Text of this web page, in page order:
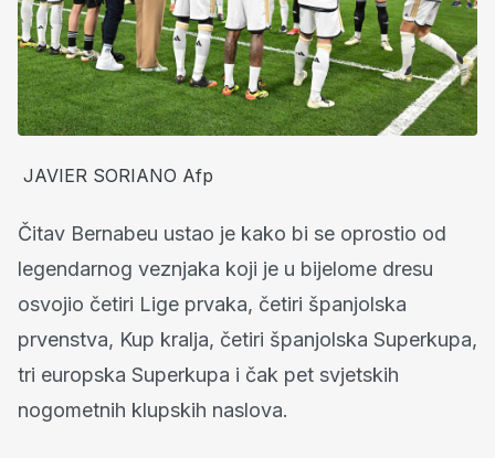
JAVIER SORIANO Afp
Čitav Bernabeu ustao je kako bi se oprostio od
legendarnog veznjaka koji je u bijelome dresu
osvojio četiri Lige prvaka, četiri španjolska
prvenstva, Kup kralja, četiri španjolska Superkupa,
tri europska Superkupa i čak pet svjetskih
nogometnih klupskih naslova.